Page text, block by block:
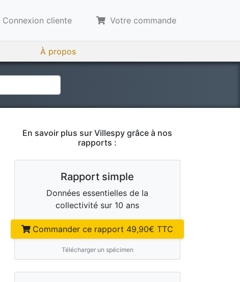
Connexion cliente Votre commande
À propos
En savoir plus sur Villespy grâce à nos
rapports :
Rapport simple
Données essentielles de la
collectivité sur 10 ans
Commander ce rapport 49,90€ TTC
Télécharger un spécimen